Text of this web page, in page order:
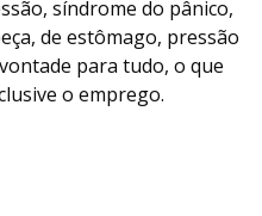
síndrome do pânico,
de estômago, pressão
para tudo, o que
o emprego.